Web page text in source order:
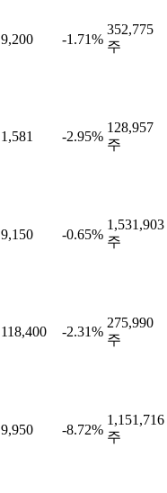
9,200 -1.71%
352,775
주
1,581 -2.95%
128,957
주
9,150 -0.65%
1,531,903
주
118,400 -2.31%
275,990
주
9,950 -8.72%
1,151,716
주